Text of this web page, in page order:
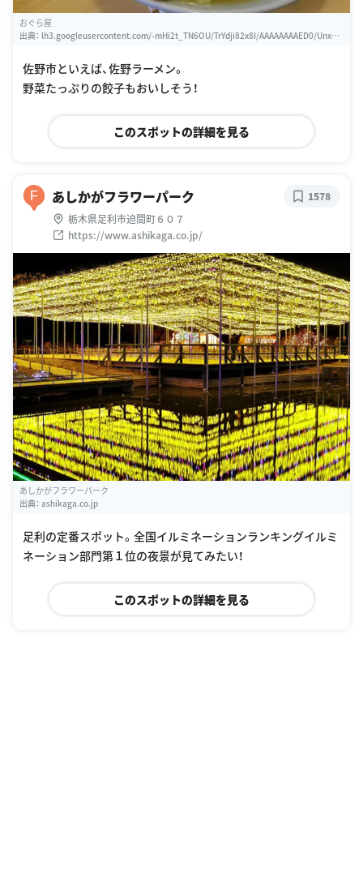
おぐら屋
出典： lh3.googleusercontent.com/-mHi2t_TN6OU/TrYdji82x8I/AAAAAAAAED0/UnxX0
9%25E5%25B1%258B
佐野市といえば、佐野ラーメン。
野菜たっぷりの餃子もおいしそう！
このスポットの詳細を見る
F あしかがフラワーパーク
栃木県足利市迫間町６０７
https://www.ashikaga.co.jp/
1578
あしかがフラワーパーク
出典： ashikaga.co.jp
足利の定番スポット。全国イルミネーションランキングイルミ
ネーション部門第１位の夜景が見てみたい！
このスポットの詳細を見る